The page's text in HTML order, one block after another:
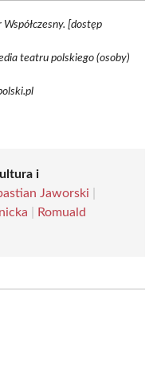
[dostęp
teatru polskiego (osoby)
i
Jaworski
Romuald